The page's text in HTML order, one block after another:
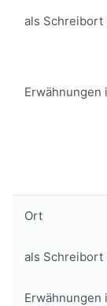
als Schreibort
Erwähnungen
Ort
als Schreibort
Erwähnungen